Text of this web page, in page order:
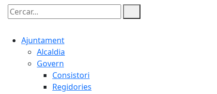
Cercar:
Ajuntament
Alcaldia
Govern
Consistori
Regidories